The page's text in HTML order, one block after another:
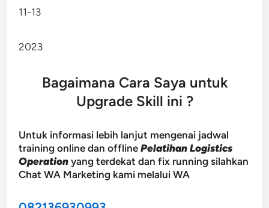
11-13
2023
Bagaimana Cara Saya untuk
Upgrade Skill ini ?
Untuk informasi lebih lanjut mengenai jadwal
training online dan offlinePelatihan Logistics
Operation yang terdekat dan fix running silahkan
Chat WA Marketing kami melalui WA